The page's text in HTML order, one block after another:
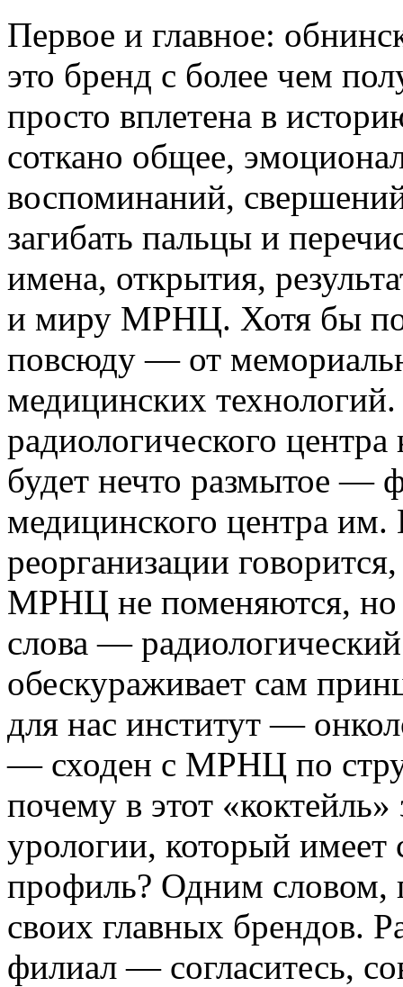
Первое и главное:
это бренд с более чем
просто вплетена в
соткано общее,
воспоминаний,
загибать пальцы и
имена, открытия,
и миру МРНЦ. Хотя бы
повсюду — от
медицинских
радиологического
будет нечто размытое —
медицинского центра им.
реорганизации
МРНЦ не поменяются, но
слова —
обескураживает сам
для нас институт —
— сходен с МРНЦ по
почему в этот
урологии, который
профиль? Одним словом,
своих главных брендов.
филиал — согласитесь,